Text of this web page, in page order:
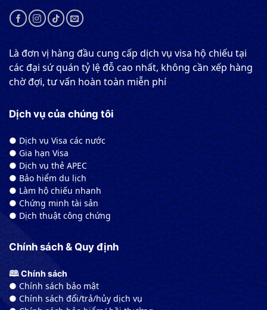
Là đơn vị hàng đầu cung cấp dịch vụ visa hộ chiếu tại
các đại sứ quán tỷ lệ đỗ cao nhất, không cần xếp hàng
chờ đợi, tư vấn hoàn toàn miễn phí
Dịch vụ của chúng tôi
● Dịch vụ Visa các nước
● Gia hạn Visa
● Dịch vụ thẻ APEC
● Bảo hiểm du lịch
● Làm hộ chiếu nhanh
● Chứng minh tài sản
● Dịch thuật công chứng
Chính sách & Quy định
🕮 Chính sách
● Chính sách bảo mật
● Chính sách đổi/trả/hủy dịch vụ